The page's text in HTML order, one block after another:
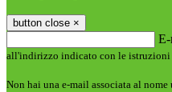
button close ×
all'indirizzo indicato con le istruzioni
Non hai una e-mail associata al